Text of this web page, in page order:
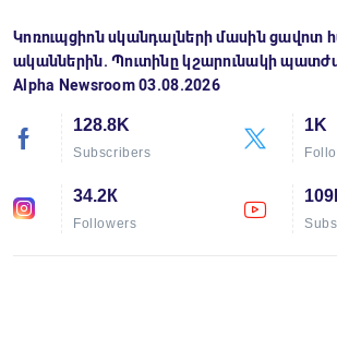
Կոռուպցիոն սկանդալների մասին ցավոտ
ականներին. Պուտինը կշարունակի
Alpha Newsroom 03.08.2026
128.8K
Subscribers
1K
34.2К
Followers